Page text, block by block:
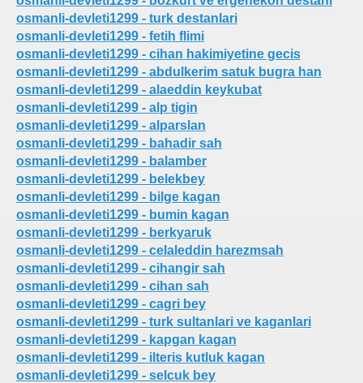
osmanli-devleti1299 - turk destanlari
osmanli-devleti1299 - fetih flimi
osmanli-devleti1299 - cihan hakimiyetine gecis
osmanli-devleti1299 - abdulkerim satuk bugra han
osmanli-devleti1299 - alaeddin keykubat
osmanli-devleti1299 - alp tigin
osmanli-devleti1299 - alparslan
osmanli-devleti1299 - bahadir sah
osmanli-devleti1299 - balamber
osmanli-devleti1299 - belekbey
osmanli-devleti1299 - bilge kagan
osmanli-devleti1299 - bumin kagan
osmanli-devleti1299 - berkyaruk
osmanli-devleti1299 - celaleddin harezmsah
osmanli-devleti1299 - cihangir sah
osmanli-devleti1299 - cihan sah
osmanli-devleti1299 - cagri bey
osmanli-devleti1299 - turk sultanlari ve kaganlari
osmanli-devleti1299 - kapgan kagan
osmanli-devleti1299 - ilteris kutluk kagan
osmanli-devleti1299 - selcuk bey